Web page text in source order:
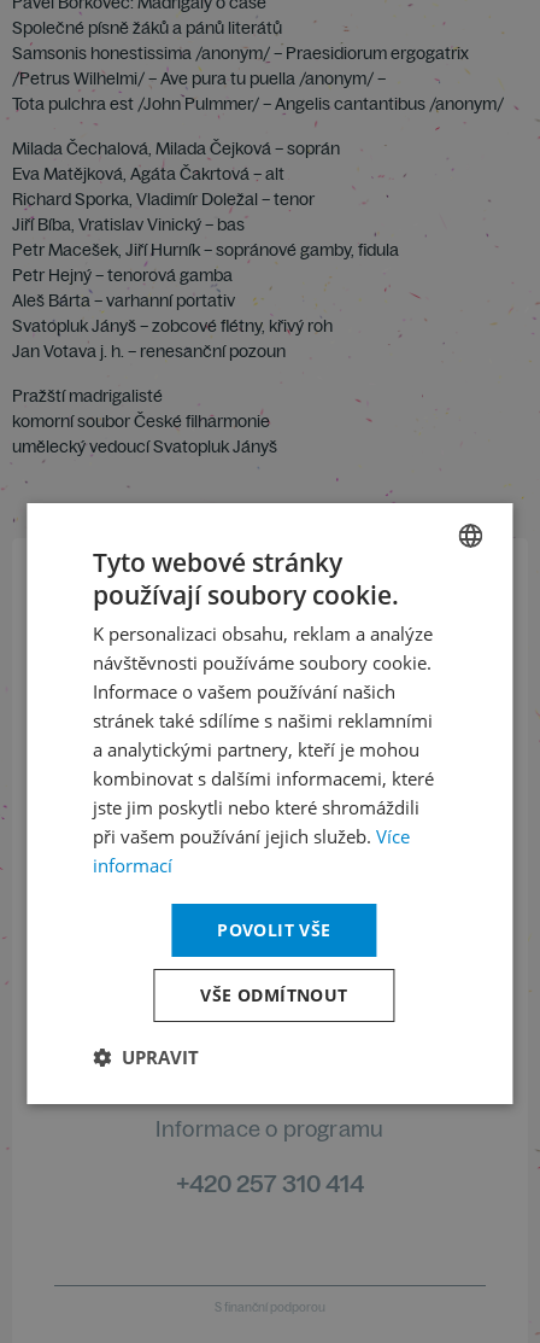
Společné písně žáků a pánů literátů
Samsonis honestissima /anonym/ – Praesidiorum ergogatrix
/Petrus Wilhelmi/ – Ave pura tu puella /anonym/ –
Tota pulchra est /John Pulmmer/ – Angelis cantantibus /anonym/
Milada Čechalová, Milada Čejková – soprán
Eva Matějková, Agáta Čakrtová – alt
Richard Sporka, Vladimír Doležal – tenor
Jiří Bíba, Vratislav Vinický – bas
Petr Macešek, Jiří Hurník – sopránové gamby, fidula
Petr Hejný – tenorová gamba
Aleš Bárta – varhanní portativ
Svatopluk Jányš – zobcové flétny, křivý roh
Jan Votava j. h. – renesanční pozoun
Pražští madrigalisté
komorní soubor České filharmonie
umělecký vedoucí Svatopluk Jányš
Přihlaste se k našemu newsletteru
a buďte jako první v obraze
ODEBÍRAT NEWSLETTER
Sledujte nás na sociálních sítích
Informace o stavu objednávek
+420 461 049 232
Informace o programu
+420 257 310 414
S finanční podporou
ENGLISH
Tyto webové stránky
používají soubory cookie.
K personalizaci obsahu, reklam a analýze
návštěvnosti používáme soubory cookie.
Informace o vašem používání našich
stránek také sdílíme s našimi reklamními
a analytickými partnery, kteří je mohou
kombinovat s dalšími informacemi, které
jste jim poskytli nebo které shromáždili
při vašem používání jejich služeb. Více
informací
POVOLIT VŠE
VŠE ODMÍTNOUT
UPRAVIT